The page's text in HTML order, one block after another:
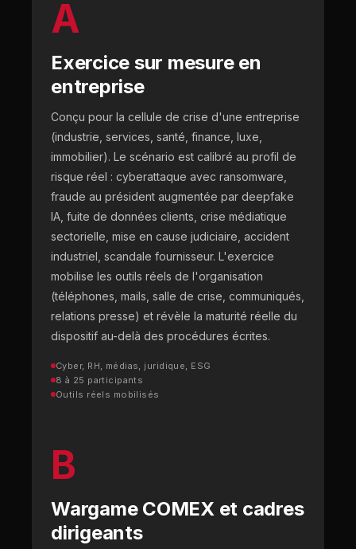
A
Exercice sur mesure en
entreprise
Conçu pour la cellule de crise d'une entreprise
(industrie, services, santé, finance, luxe,
immobilier). Le scénario est calibré au profil de
risque réel : cyberattaque avec ransomware,
fraude au président augmentée par deepfake
IA, fuite de données clients, crise médiatique
sectorielle, mise en cause judiciaire, accident
industriel, scandale fournisseur. L'exercice
mobilise les outils réels de l'organisation
(téléphones, mails, salle de crise, communiqués,
relations presse) et révèle la maturité réelle du
dispositif au-delà des procédures écrites.
Cyber, RH, médias, juridique, ESG
8 à 25 participants
Outils réels mobilisés
B
Wargame COMEX et cadres
dirigeants